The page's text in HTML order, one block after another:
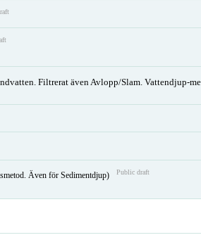
Filtrerat även Avlopp/Slam. Vattendjup-
Även för Sedimentdjup) Public draft